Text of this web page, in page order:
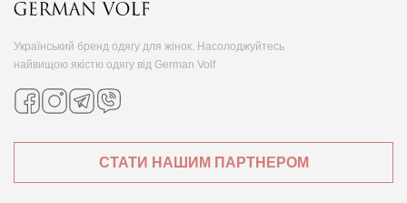
Український бренд одягу для жінок. Насолоджуйтесь
найвищою якістю одягу від German Volf
СТАТИ НАШИМ ПАРТНЕРОМ